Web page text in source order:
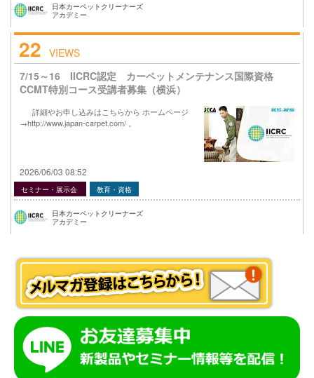
日本カーペットクリーナーズ
アカデミー
22 VIEWS
7/15～16 IICRC認定 カーペットメンテナンス国際資格
CCMT特別コース受講者募集（横浜）
詳細やお申し込みはこちらから ホームページ
→http://www.japan-carpet.com/ 。
2026/06/03 08:52
セミナー・展示会 教育・資格
日本カーペットクリーナーズ
アカデミー